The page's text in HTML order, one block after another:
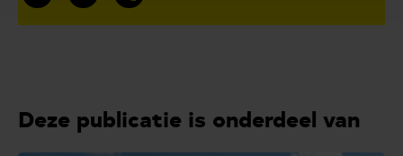
Deze publicatie is onderdeel van